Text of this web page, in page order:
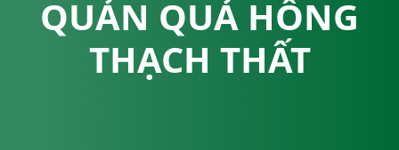
QUẢN QUẢ HỒNG
THẠCH THẤT